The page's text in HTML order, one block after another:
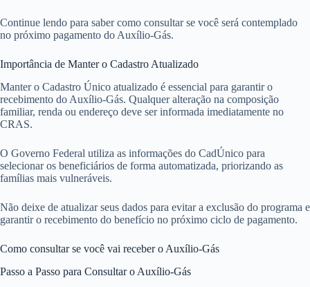
Continue lendo para saber como consultar se você será contemplado
no próximo pagamento do Auxílio-Gás.
Importância de Manter o Cadastro Atualizado
Manter o Cadastro Único atualizado é essencial para garantir o
recebimento do Auxílio-Gás. Qualquer alteração na composição
familiar, renda ou endereço deve ser informada imediatamente no
CRAS.
O Governo Federal utiliza as informações do CadÚnico para
selecionar os beneficiários de forma automatizada, priorizando as
famílias mais vulneráveis.
Não deixe de atualizar seus dados para evitar a exclusão do programa e
garantir o recebimento do benefício no próximo ciclo de pagamento.
Como consultar se você vai receber o Auxílio-Gás
Passo a Passo para Consultar o Auxílio-Gás